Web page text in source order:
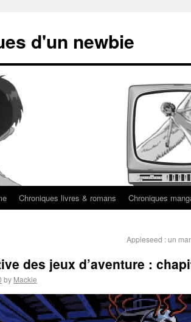
d'un newbie
Chroniques livres & romans Chroniques
Appleseed : un
des jeux d’aventure :
by Mackie